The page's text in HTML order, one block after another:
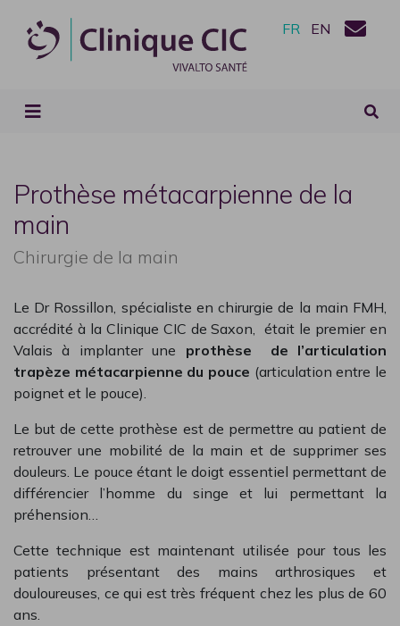
FR EN
Prothèse métacarpienne de la
main
Chirurgie de la main
Le Dr Rossillon, spécialiste en chirurgie de la main FMH,
accrédité à la Clinique CIC de Saxon, était le premier en
Valais à implanter une prothèse de l’articulation
trapèze métacarpienne du pouce (articulation entre le
poignet et le pouce).
Le but de cette prothèse est de permettre au patient de
retrouver une mobilité de la main et de supprimer ses
douleurs. Le pouce étant le doigt essentiel permettant de
différencier l’homme du singe et lui permettant la
préhension…
Cette technique est maintenant utilisée pour tous les
patients présentant des mains arthrosiques et
douloureuses, ce qui est très fréquent chez les plus de 60
ans.